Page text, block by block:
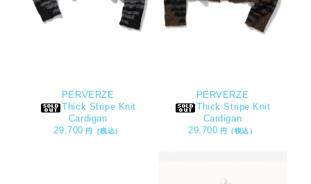
PERVERZE
Thick Stripe Knit
Cardigan
29,700 円（税込）
PERVERZE
Thick Stripe Knit
Cardigan
29,700 円（税込）